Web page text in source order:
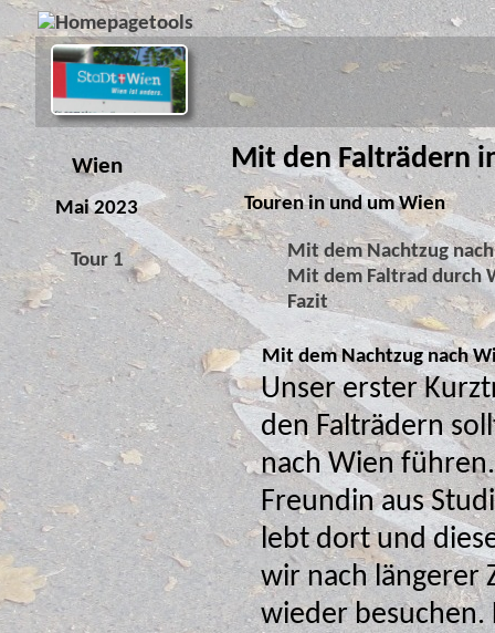
Wien
Mai 2023
Tour 1
Mit den Falträdern
Touren in und um Wien
Mit dem Nachtzug
Mit dem Faltrad durch
Fazit
Mit dem Nachtzug nach
Unser erster
den Falträdern
nach Wien führen. Eine
Freundin aus
lebt dort und
wir nach längerer Zeit mal
wieder besuchen.